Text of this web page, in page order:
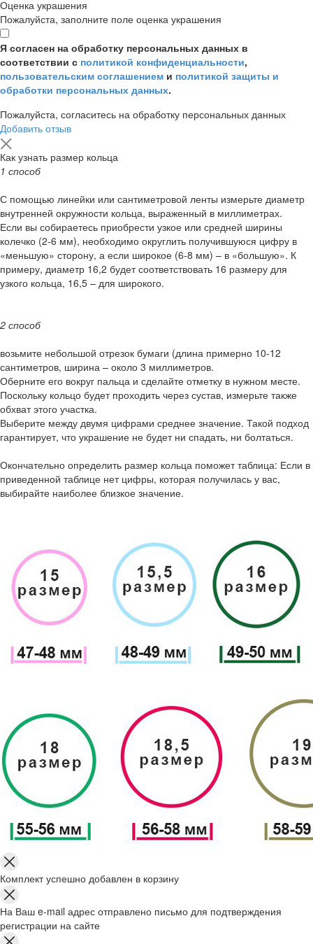
Оценка украшения
Пожалуйста, заполните поле оценка украшения
Я согласен на обработку персональных данных в
соответствии с политикой конфиденциальности,
пользовательским соглашением и политикой защиты и
обработки персональных данных.
Пожалуйста, согласитесь на обработку персональных данных
Добавить отзыв
Как узнать размер кольца
1 способ
С помощью линейки или сантиметровой ленты измерьте диаметр
внутренней окружности кольца, выраженный в миллиметрах.
Если вы собираетесь приобрести узкое или средней ширины
колечко (2-6 мм), необходимо округлить получившуюся цифру в
«меньшую» сторону, а если широкое (6-8 мм) – в «большую». К
примеру, диаметр 16,2 будет соответствовать 16 размеру для
узкого кольца, 16,5 – для широкого.
2 способ
возьмите небольшой отрезок бумаги (длина примерно 10-12
сантиметров, ширина – около 3 миллиметров.
Оберните его вокруг пальца и сделайте отметку в нужном месте.
Поскольку кольцо будет проходить через сустав, измерьте также
обхват этого участка.
Выберите между двумя цифрами среднее значение. Такой подход
гарантирует, что украшение не будет ни спадать, ни болтаться.
Окончательно определить размер кольца поможет таблица: Если в
приведенной таблице нет цифры, которая получилась у вас,
выбирайте наиболее близкое значение.
Комплект успешно добавлен в корзину
На Ваш e-mail адрес отправлено письмо для подтверждения
регистрации на сайте